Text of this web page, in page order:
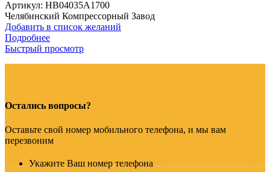
Артикул: HB04035A1700
Челябинский Компрессорный Завод
Добавить в список желаний
Подробнее
Быстрый просмотр
Остались вопросы?
Оставьте свой номер мобильного телефона, и мы вам
перезвоним
Укажите Ваш номер телефона